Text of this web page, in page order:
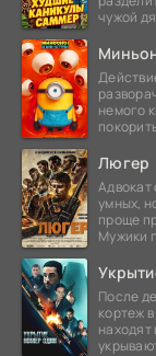
чужой
немого
Люгер
Адвокат
умных,
проще
Мужики
После
кортеж